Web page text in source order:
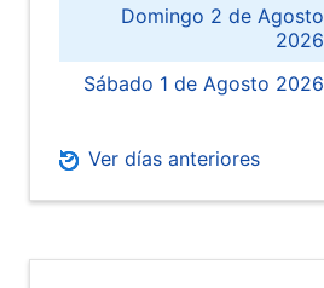
Domingo 2 de Agosto
2026
Sábado 1 de Agosto 2026
Ver días anteriores